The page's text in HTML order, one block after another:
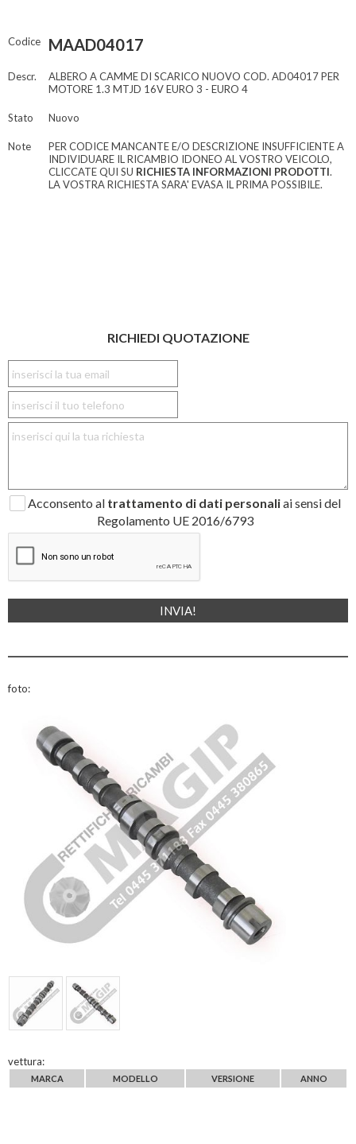
Codice MAAD04017
Descr.
ALBERO A CAMME DI SCARICO NUOVO COD. AD04017 PER
MOTORE 1.3 MTJD 16V EURO 3 - EURO 4
Stato Nuovo
Note
PER CODICE MANCANTE E/O DESCRIZIONE INSUFFICIENTE A
INDIVIDUARE IL RICAMBIO IDONEO AL VOSTRO VEICOLO,
CLICCATE QUI SU RICHIESTA INFORMAZIONI PRODOTTI.
LA VOSTRA RICHIESTA SARA' EVASA IL PRIMA POSSIBILE.
RICHIEDI QUOTAZIONE
Acconsento al trattamento di dati personaliai sensi del
Regolamento UE 2016/6793
foto:
vettura:
MARCA MODELLO VERSIONE ANNO